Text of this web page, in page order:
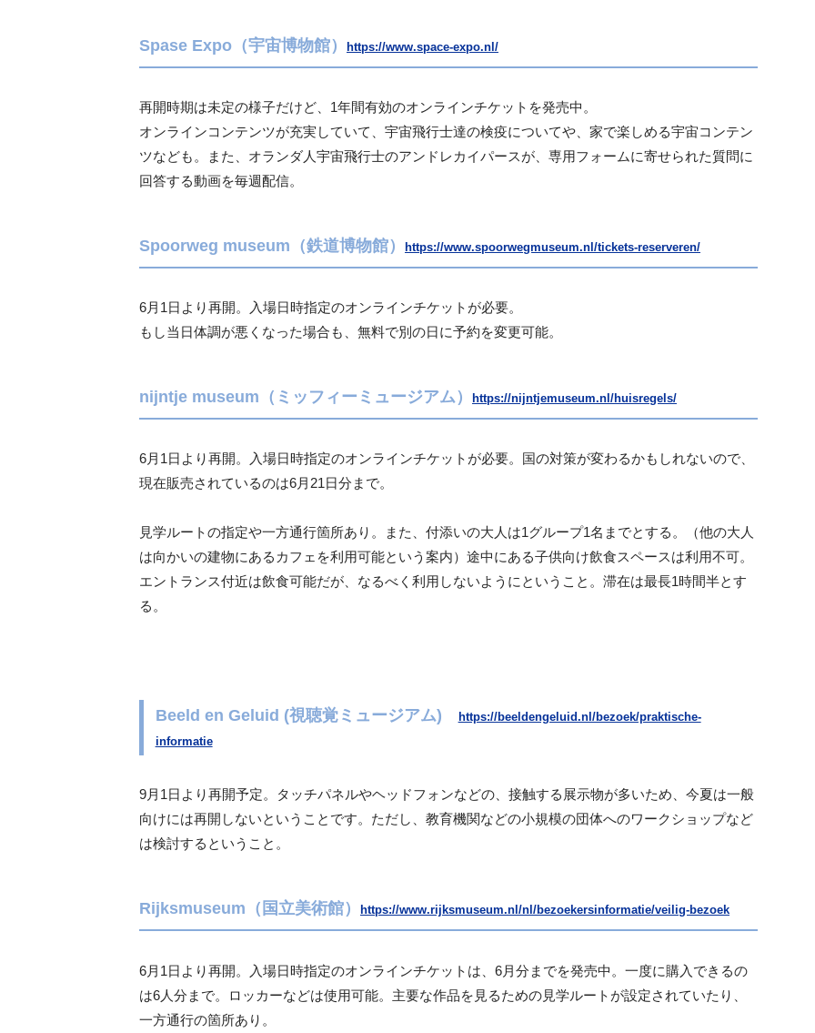
Spase Expo（宇宙博物館） https://www.space-expo.nl/
再開時期は未定の様子だけど、1年間有効のオンラインチケットを発売中。
オンラインコンテンツが充実していて、宇宙飛行士達の検疫についてや、 家で楽しめる宇宙コンテン
ツなども。また、オランダ人宇宙飛行士のアンドレカイパースが、専用フォームに寄せられた質問に
回答する動画を毎週配信。
Spoorweg museum（鉄道博物館） https://www.spoorwegmuseum.nl/tickets-reserveren/
6月1日より再開。入場日時指定のオンラインチケットが必要。
もし当日体調が悪くなった場合も、無料で別の日に予約を変更可能。
nijntje museum（ミッフィーミュージアム） https://nijntjemuseum.nl/huisregels/
6月1日より再開。入場日時指定のオンラインチケットが必要。国の対策が変わるかもしれないので、
現在販売されているのは6月21日分まで。
見学ルートの指定や一方通行箇所あり。また、付添いの大人は1グループ1名までとする。（他の大人
は向かいの建物にあるカフェを利用可能という案内）途中にある子供向け飲食スペースは利用不可。
エントランス付近は飲食可能だが、なるべく利用しないようにということ。滞在は最長1時間半とす
る。
Beeld en Geluid (視聴覚ミュージアム)
https://beeldengeluid.nl/bezoek/praktische-
informatie
9月1日より再開予定。タッチパネルやヘッドフォンなどの、接触する展示物が多いため、今夏は一般
向けには再開しないということです。ただし、教育機関などの小規模の団体へのワークショップなど
は検討するということ。
Rijksmuseum（国立美術館） https://www.rijksmuseum.nl/nl/bezoekersinformatie/veilig-bezoek
6月1日より再開。入場日時指定のオンラインチケットは、6月分までを発売中。一度に購入できるの
は6人分まで。ロッカーなどは使用可能。 主要な作品を見るための見学ルートが設定されていたり、
一方通行の箇所あり。